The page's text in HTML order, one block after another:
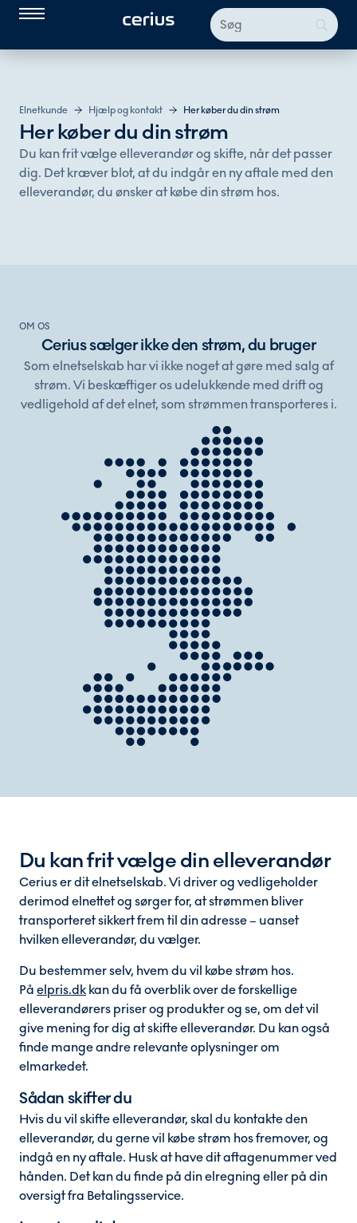
Elnetkunde Hjælp og kontakt Her køber du din strøm
Her køber du din strøm
Du kan frit vælge elleverandør og skifte, når det passer
dig. Det kræver blot, at du indgår en ny aftale med den
elleverandør, du ønsker at købe din strøm hos.
OM OS
Cerius sælger ikke den strøm, du bruger
Som elnetselskab har vi ikke noget at gøre med salg af
strøm. Vi beskæftiger os udelukkende med drift og
vedligehold af det elnet, som strømmen transporteres i.
Du kan frit vælge din elleverandør
Cerius er dit elnetselskab. Vi driver og vedligeholder
derimod elnettet og sørger for, at strømmen bliver
transporteret sikkert frem til din adresse – uanset
hvilken elleverandør, du vælger.
Du bestemmer selv, hvem du vil købe strøm hos.
På elpris.dk kan du få overblik over de forskellige
elleverandørers priser og produkter og se, om det vil
give mening for dig at skifte elleverandør. Du kan også
finde mange andre relevante oplysninger om
elmarkedet.
Sådan skifter du
Hvis du vil skifte elleverandør, skal du kontakte den
elleverandør, du gerne vil købe strøm hos fremover, og
indgå en ny aftale. Husk at have dit aftagenummer ved
hånden. Det kan du finde på din elregning eller på din
oversigt fra Betalingsservice.